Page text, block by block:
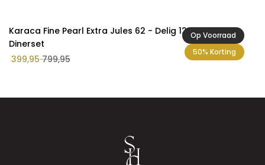
Op Voorraad
50% Korting
Karaca Fine Pearl Extra Jules 62 - Delig 12 Persoons
Dinerset
399,95799,95